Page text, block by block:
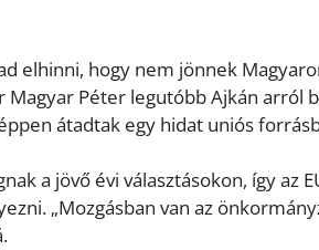
elhinni, hogy nem jönnek
Péter legutóbb Ajkán arról
átadtak egy hidat uniós
a jövő évi választásokon, így az
„Mozgásban van az